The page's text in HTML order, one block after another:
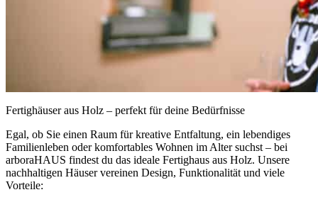
Fertighäuser aus Holz – perfekt für deine Bedürfnisse
Egal, ob Sie einen Raum für kreative Entfaltung, ein lebendiges
Familienleben oder komfortables Wohnen im Alter suchst – bei
arboraHAUS findest du das ideale Fertighaus aus Holz. Unsere
nachhaltigen Häuser vereinen Design, Funktionalität und viele
Vorteile: